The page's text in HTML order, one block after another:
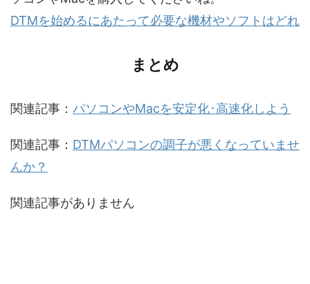
DTMを始めるにあたって必要な機材やソフトはどれ
まとめ
関連記事： パソコンやMacを安定化･高速化しよう
関連記事： DTMパソコンの調子が悪くなっていませ
んか？
関連記事がありません